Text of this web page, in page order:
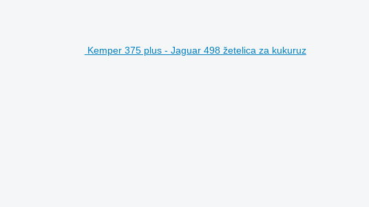
Kemper 375 plus - Jaguar 498 žetelica za kukuruz